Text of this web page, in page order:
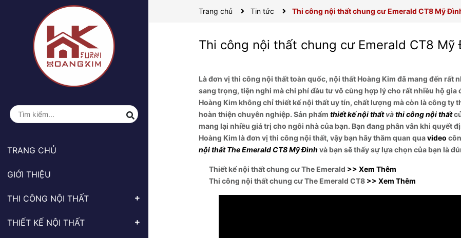
TRANG CHỦ
GIỚI THIỆU
THI CÔNG NỘI THẤT
THIẾT KẾ NỘI THẤT
Trang chủ Tin tức Thi công nội thất chung cư Emerald CT8 Mỹ
Thi công nội thất chung cư Emerald CT8 Mỹ
Là đơn vị thi công nội thất toàn quốc, nội thất Hoàng Kim đã mang đến rất
sang trọng, tiện nghi mà chi phí đầu tư vô cùng hợp lý cho rất nhiều hộ gia
Hoàng Kim không chỉ thiết kế nội thất uy tín, chất lượng mà còn là công ty
hoàn thiện chuyên nghiệp. Sản phẩm thiết kế nội thấtvàthi công nội thất
mang lại nhiều giá trị cho ngôi nhà của bạn. Bạn đang phân vân khi quyết
Hoàng Kim là đơn vị thi công nội thất, vậy bạn hãy thăm quan quavideo
nội thất The Emerald CT8 Mỹ Đìnhvà bạn sẽ thấy sự lựa chọn của bạn là
Thiết kế nội thất chung cư The Emerald >> Xem Thêm
Thi công nội thất chung cư The Emerald CT8 >> Xem Thêm